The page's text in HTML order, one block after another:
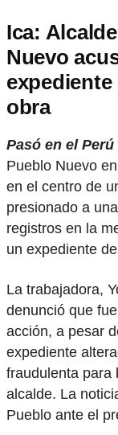
Ica:
Nuevo
obra
Pasó en el Perú
Pueblo Nuevo
en el centro de
presionado a
registros en la
un expediente
La trabajadora,
denunció que
acción, a pesar
expediente
fraudulenta para
alcalde. La
Pueblo ante el